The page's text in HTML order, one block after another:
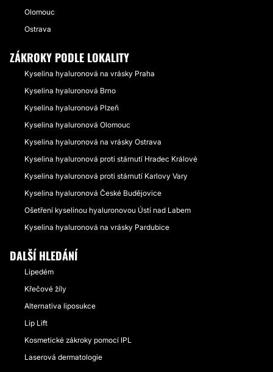
Olomouc
Ostrava
ZÁKROKY PODLE LOKALITY
Kyselina hyaluronová na vrásky Praha
Kyselina hyaluronová Brno
Kyselina hyaluronová Plzeň
Kyselina hyaluronová Olomouc
Kyselina hyaluronová na vrásky Ostrava
Kyselina hyaluronová proti stárnutí Hradec Králové
Kyselina hyaluronová proti stárnutí Karlovy Vary
Kyselina hyaluronová České Budějovice
Ošetření kyselinou hyaluronovou Ústí nad Labem
Kyselina hyaluronová na vrásky Pardubice
DALŠÍ HLEDÁNÍ
Lipedém
Křečové žíly
Alternativa liposukce
Lip Lift
Kosmetické zákroky pomocí IPL
Laserová dermatologie